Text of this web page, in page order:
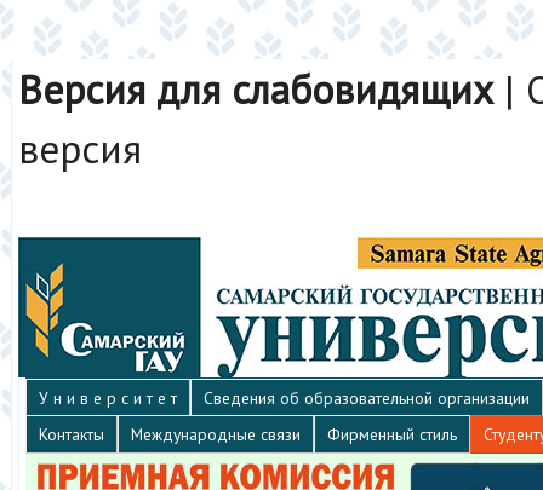
Версия для слабовидящих|
версия
У н и в е р с и т е т
Сведения об образовательной организации
Контакты
Международные связи Фирменный стиль